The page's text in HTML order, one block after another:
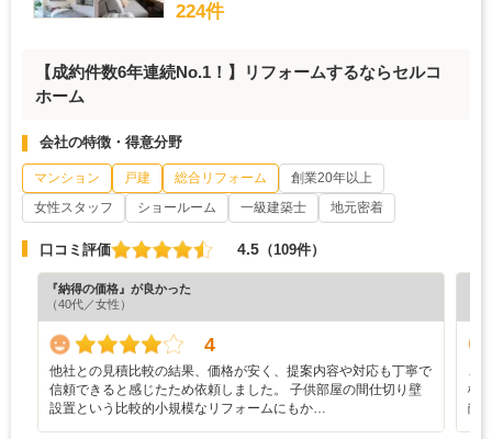
224件
【成約件数6年連続No.1！】リフォームするならセルコ
ホーム
会社の特徴・得意分野
マンション 戸建 総合リフォーム
創業20年以上
女性スタッフ
ショールーム 一級建築士 地元密着
口コミ評価 4.5 （109件）
『納得の価格』が良かった
（40代／女性）
4
他社との見積比較の結果、価格が安く、提案内容や対応も丁寧で
信頼できると感じたため依頼しました。 子供部屋の間仕切り壁
設置という比較的小規模なリフォームにもか…
こ
様
敵